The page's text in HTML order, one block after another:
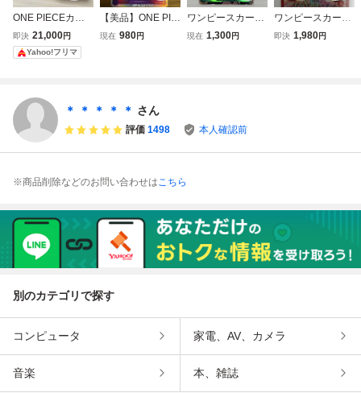
ONE PIECEカー
ドゲーム ブースタ
ーパック 頂上決戦
OP-02 BOX
即決 21,000円
Yahoo!フリマ
【美品】ONE PIE
CEカードゲーム
現在 980円
ワンピースカード
ゲーム ナミ SR パ
現在 1,300円
ワンピースカード
ゲーム OP02 001
即決 1,980円
＊ ＊ ＊ ＊ ＊ さん
評価 1498 本人確認前
※商品削除などのお問い合わせはこちら
別のカテゴリで探す
コンピュータ 家電、AV、カメラ
音楽 本、雑誌